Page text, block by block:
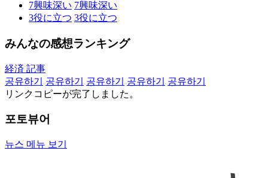
7興味深い 7興味深い
3役に立つ 3役に立つ
みんなの感想ランキング
経済 記事
공유하기
공유하기 공유하기 공유하기
공유하기
リンクコピーが完了しました。
포토뷰어
뉴스 메뉴 보기